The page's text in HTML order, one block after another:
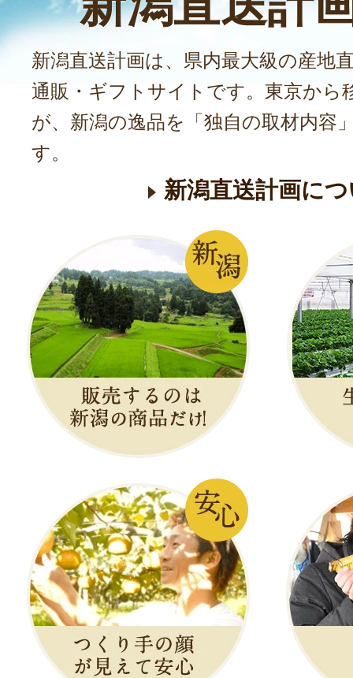
新潟直送計画は、県内最大級の産地
通販・ギフトサイトです。東京から
が、新潟の逸品を「独自の取材内容
す。
新潟直送計画に